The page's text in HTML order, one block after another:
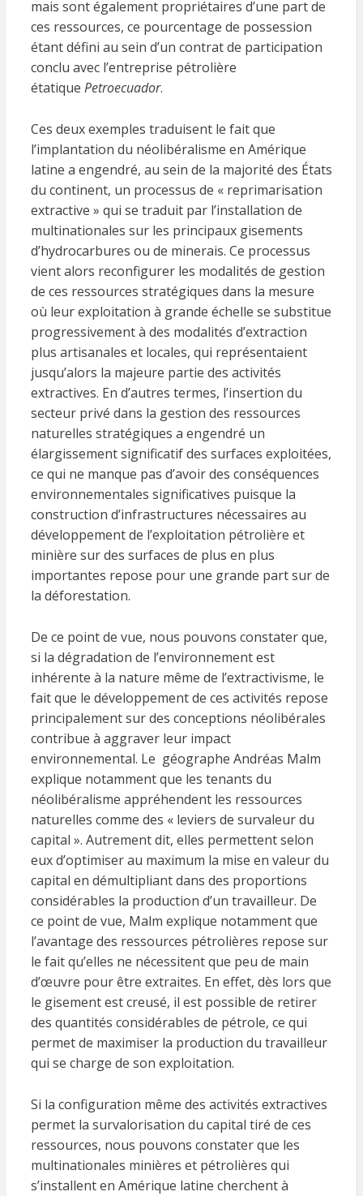
mais sont également propriétaires d’une part de
ces ressources, ce pourcentage de possession
étant défini au sein d’un contrat de participation
conclu avec l’entreprise pétrolière
étatique Petroecuador.
Ces deux exemples traduisent le fait que
l’implantation du néolibéralisme en Amérique
latine a engendré, au sein de la majorité des États
du continent, un processus de « reprimarisation
extractive » qui se traduit par l’installation de
multinationales sur les principaux gisements
d’hydrocarbures ou de minerais. Ce processus
vient alors reconfigurer les modalités de gestion
de ces ressources stratégiques dans la mesure
où leur exploitation à grande échelle se substitue
progressivement à des modalités d’extraction
plus artisanales et locales, qui représentaient
jusqu’alors la majeure partie des activités
extractives. En d’autres termes, l’insertion du
secteur privé dans la gestion des ressources
naturelles stratégiques a engendré un
élargissement significatif des surfaces exploitées,
ce qui ne manque pas d’avoir des conséquences
environnementales significatives puisque la
construction d’infrastructures nécessaires au
développement de l’exploitation pétrolière et
minière sur des surfaces de plus en plus
importantes repose pour une grande part sur de
la déforestation.
De ce point de vue, nous pouvons constater que,
si la dégradation de l’environnement est
inhérente à la nature même de l’extractivisme, le
fait que le développement de ces activités repose
principalement sur des conceptions néolibérales
contribue à aggraver leur impact
environnemental. Le géographe Andréas Malm
explique notamment que les tenants du
néolibéralisme appréhendent les ressources
naturelles comme des « leviers de survaleur du
capital ». Autrement dit, elles permettent selon
eux d’optimiser au maximum la mise en valeur du
capital en démultipliant dans des proportions
considérables la production d’un travailleur. De
ce point de vue, Malm explique notamment que
l’avantage des ressources pétrolières repose sur
le fait qu’elles ne nécessitent que peu de main
d’œuvre pour être extraites. En effet, dès lors que
le gisement est creusé, il est possible de retirer
des quantités considérables de pétrole, ce qui
permet de maximiser la production du travailleur
qui se charge de son exploitation.
Si la configuration même des activités extractives
permet la survalorisation du capital tiré de ces
ressources, nous pouvons constater que les
multinationales minières et pétrolières qui
s’installent en Amérique latine cherchent à